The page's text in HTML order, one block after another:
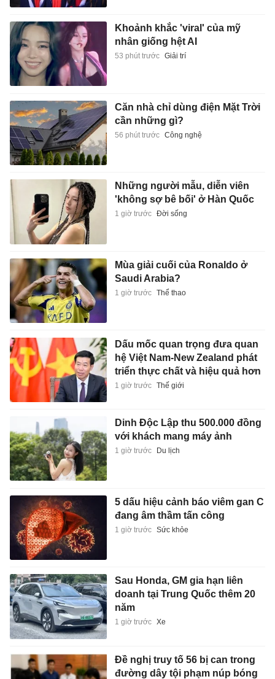
Khoảnh khắc 'viral' của mỹ
nhân giống hệt AI
53 phút trước Giải trí
Căn nhà chỉ dùng điện Mặt Trời
cần những gì?
56 phút trước Công nghệ
Những người mẫu, diễn viên
'không sợ bê bối' ở Hàn Quốc
1 giờ trước Đời sống
Mùa giải cuối của Ronaldo ở
Saudi Arabia?
1 giờ trước Thể thao
Dấu mốc quan trọng đưa quan
hệ Việt Nam-New Zealand phát
triển thực chất và hiệu quả hơn
1 giờ trước Thế giới
Dinh Độc Lập thu 500.000 đồng
với khách mang máy ảnh
1 giờ trước Du lịch
5 dấu hiệu cảnh báo viêm gan C
đang âm thầm tấn công
1 giờ trước Sức khỏe
Sau Honda, GM gia hạn liên
doanh tại Trung Quốc thêm 20
năm
1 giờ trước Xe
Đề nghị truy tố 56 bị can trong
đường dây tội phạm núp bóng